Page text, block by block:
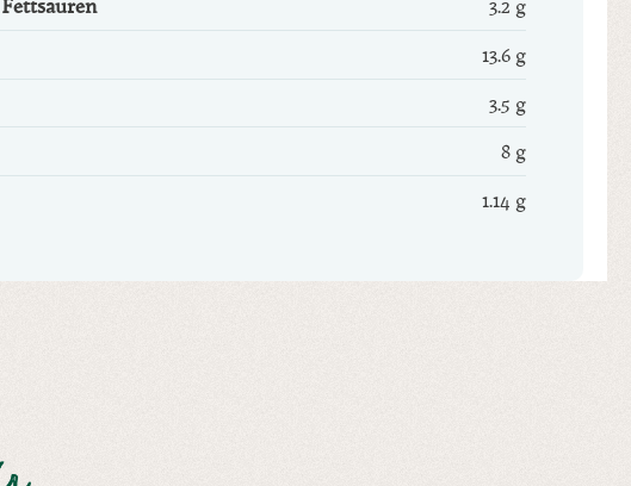
3.2 g
13.6 g
3.5 g
8 g
1.14 g